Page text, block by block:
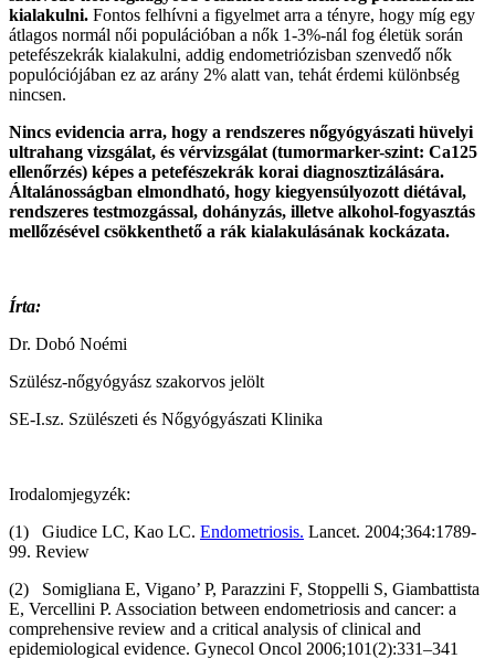
kialakulni. Fontos felhívni a figyelmet arra a tényre, hogy míg egy
átlagos normál női populációban a nők 1-3%-nál fog életük során
petefészekrák kialakulni, addig endometriózisban szenvedő nők
populóciójában ez az arány 2% alatt van, tehát érdemi különbség
nincsen.
Nincs evidencia arra, hogy a rendszeres nőgyógyászati hüvelyi
ultrahang vizsgálat, és vérvizsgálat (tumormarker-szint: Ca125
ellenőrzés) képes a petefészekrák korai diagnosztizálására.
Általánosságban elmondható, hogy kiegyensúlyozott diétával,
rendszeres testmozgással, dohányzás, illetve alkohol-fogyasztás
mellőzésével csökkenthető a rák kialakulásának kockázata.
Írta:
Dr. Dobó Noémi
Szülész-nőgyógyász szakorvos jelölt
SE-I.sz. Szülészeti és Nőgyógyászati Klinika
Irodalomjegyzék:
(1) Giudice LC, Kao LC. Endometriosis. Lancet. 2004;364:1789-
99. Review
(2) Somigliana E, Vigano’ P, Parazzini F, Stoppelli S, Giambattista
E, Vercellini P. Association between endometriosis and cancer: a
comprehensive review and a critical analysis of clinical and
epidemiological evidence. Gynecol Oncol 2006;101(2):331–341